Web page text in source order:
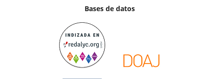
Bases de datos